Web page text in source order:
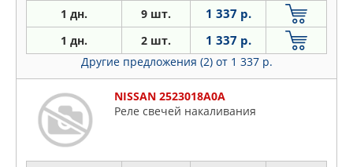
1 дн. 9 шт. 1 337 р.
1 дн. 2 шт. 1 337 р.
Другие предложения (2) от 1 337 р.
NISSAN 2523018A0A
Реле свечей накаливания